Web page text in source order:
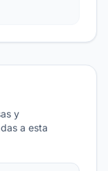
y
a esta